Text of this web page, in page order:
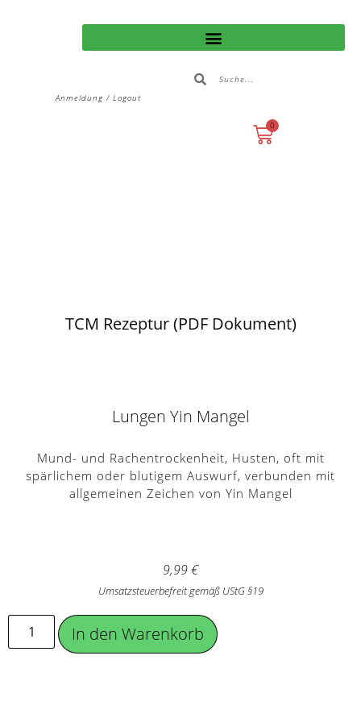
Anmeldung / Logout
0
TCM Rezeptur (PDF Dokument)
Lungen Yin Mangel
Mund- und Rachentrockenheit, Husten, oft mit
spärlichem oder blutigem Auswurf, verbunden mit
allgemeinen Zeichen von Yin Mangel
9,99€
Umsatzsteuerbefreit gemäß UStG §19
In den Warenkorb